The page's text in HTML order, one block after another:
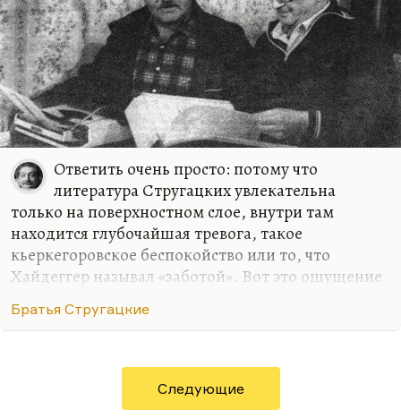
Ответить очень просто: потому что
литература Стругацких увлекательна
только на поверхностном слое, внутри там
находится глубочайшая тревога, такое
кьеркегоровское беспокойство или то, что
Хайдеггер называл «заботой». Вот это ощущение
которая их пронизывает, вызывают желание
сделал с «Пикником…» и Герман с «Трудно быть
богом» (а я продолжаю обе эти картины ценить
чрезвычайно высоко) — это экранизация
Братья Стругацкие
Следующие